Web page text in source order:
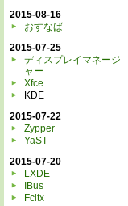
2015-08-16
おすなば
2015-07-25
ディスプレイマネージ
ャー
Xfce
KDE
2015-07-22
Zypper
YaST
2015-07-20
LXDE
IBus
Fcitx